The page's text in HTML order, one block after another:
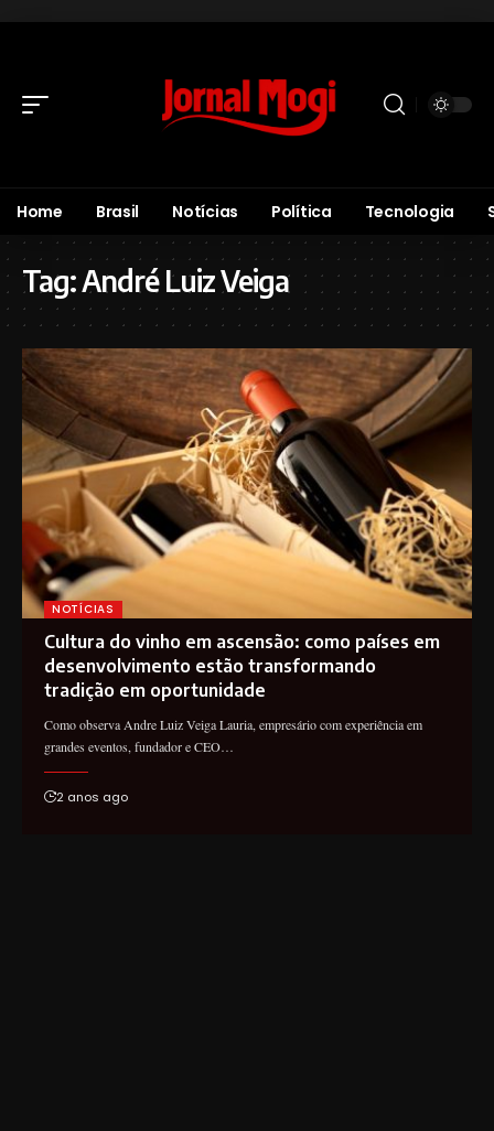
Home Brasil Notícias Política Tecnologia
Tag:André Luiz Veiga
NOTÍCIAS
Cultura do vinho em ascensão: como países em
desenvolvimento estão transformando
tradição em oportunidade
Como observa Andre Luiz Veiga Lauria, empresário com experiência em
grandes eventos, fundador e CEO…
2 anos ago